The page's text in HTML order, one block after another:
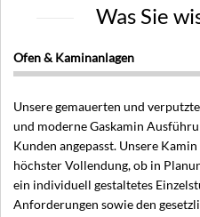
Was Sie
Ofen & Kaminanlagen
Unsere gemauerten und
und moderne Gaskamin
Kunden angepasst. Unsere
höchster Vollendung, ob in
ein individuell gestaltetes
Anforderungen sowie den